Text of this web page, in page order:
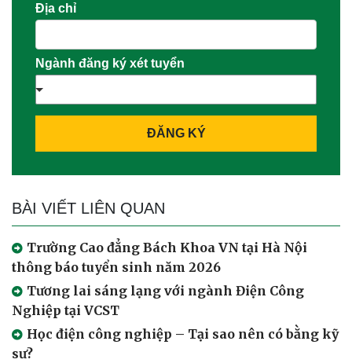
Địa chỉ
Ngành đăng ký xét tuyển
ĐĂNG KÝ
BÀI VIẾT LIÊN QUAN
Trường Cao đẳng Bách Khoa VN tại Hà Nội
thông báo tuyển sinh năm 2026
Tương lai sáng lạng với ngành Điện Công
Nghiệp tại VCST
Học điện công nghiệp – Tại sao nên có bằng kỹ
sư?